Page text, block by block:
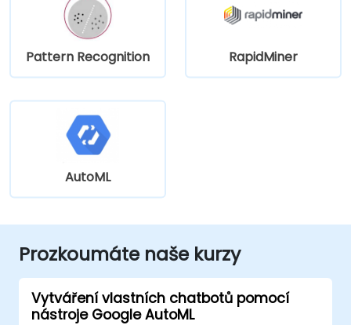
Pattern Recognition RapidMiner
AutoML
Prozkoumáte naše kurzy
Vytváření vlastních chatbotů pomocí
nástroje Google AutoML